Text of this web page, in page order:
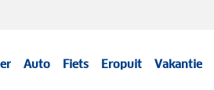
Auto Fiets Eropuit Vakantie